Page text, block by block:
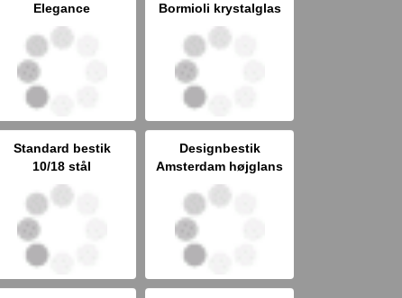
Elegance
Bormioli krystalglas
Standard bestik
10/18 stål
Designbestik
Amsterdam højglans